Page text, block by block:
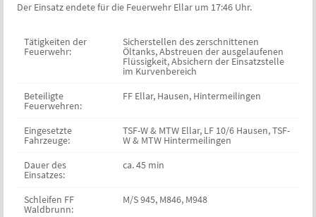
Der Einsatz endete für die Feuerwehr Ellar um 17:46 Uhr.
Tätigkeiten der
Feuerwehr:
Sicherstellen des zerschnittenen
Öltanks, Abstreuen der ausgelaufenen
Flüssigkeit, Absichern der Einsatzstelle
im Kurvenbereich
Beteiligte
Feuerwehren:
FF Ellar, Hausen, Hintermeilingen
Eingesetzte
Fahrzeuge:
TSF-W & MTW Ellar, LF 10/6 Hausen, TSF-
W & MTW Hintermeilingen
Dauer des
Einsatzes:
ca. 45 min
Schleifen FF
Waldbrunn:
M/S 945, M846, M948